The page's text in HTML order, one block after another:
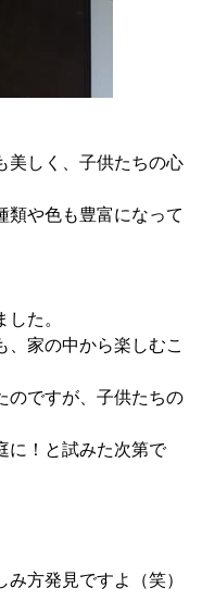
美しく、子供たちの心
類や色も豊富になって
た。
、家の中から楽しむこ
のですが、子供たちの
に！と試みた次第で
み方発見ですよ（笑）